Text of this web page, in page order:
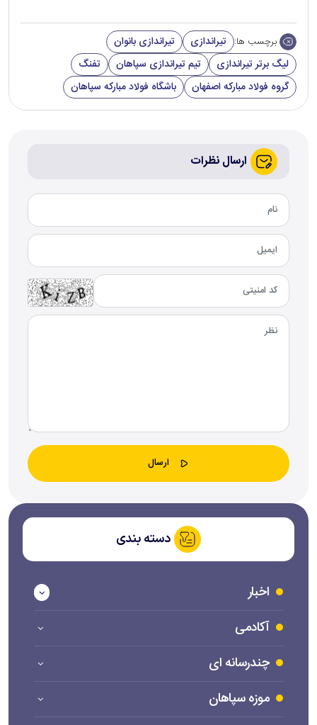
برچسب ها: تیراندازی
تیراندازی بانوان
لیگ برتر تیراندازی
تیم تیراندازی سپاهان
تفنگ
گروه فولاد مبارکه اصفهان
باشگاه فولاد مبارکه سپاهان
ارسال نظرات
دسته بندی
اخبار
آکادمی
چندرسانه ای
موزه سپاهان